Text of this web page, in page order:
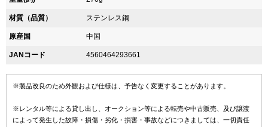
材質（品質） ステンレス鋼
原産国 中国
JANコード 4560464293661
※製品改良のため外観および仕様は、予告なく変更することがあります。
※レンタル等による貸し出し、オークション等による転売や中古販売、及び譲渡
によって発生した故障・損傷・劣化・損害・事故などにつきましては、一切責任